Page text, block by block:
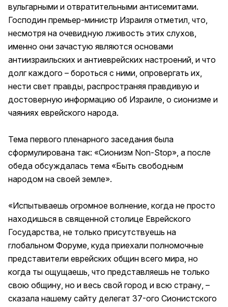
вульгарными и отвратительными антисемитами.
Господин премьер-министр Израиля отметил, что,
несмотря на очевидную лживость этих слухов,
именно они зачастую являются основами
антиизраильских и антиеврейских настроений, и что
долг каждого – бороться с ними, опровергать их,
нести свет правды, распространяя правдивую и
достоверную информацию об Израиле, о сионизме и
чаяниях еврейского народа.
Тема первого пленарного заседания была
сформулирована так: «Сионизм Non-Stop», а после
обеда обсуждалась тема «Быть свободным
народом на своей земле».
«Испытываешь огромное волнение, когда не просто
находишься в священной столице Еврейского
Государства, не только присутствуешь на
глобальном Форуме, куда приехали полномочные
представители еврейских общин всего мира, но
когда ты ощущаешь, что представляешь не только
свою общину, но и весь свой город и всю страну, –
сказала нашему сайту делегат 37-ого Сионистского